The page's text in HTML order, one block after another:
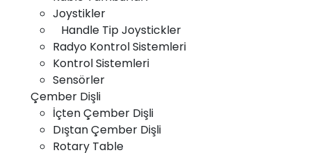
Copyright © 2025 Tüm hakları gizli ve saklıdır.
Joystikler
Handle Tip Joystickler
Radyo Kontrol Sistemleri
Kontrol Sistemleri
Sensörler
Çember Dişli
İçten Çember Dişli
Dıştan Çember Dişli
Rotary Table